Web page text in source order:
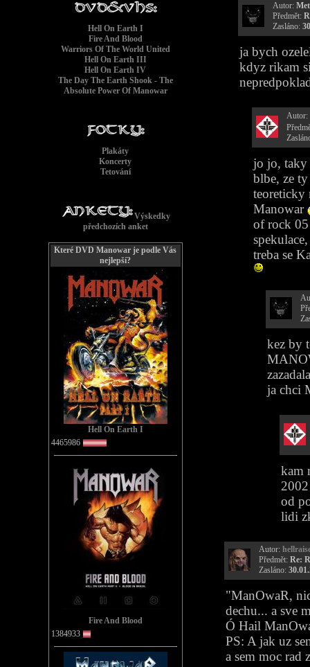
Hell On Earth I
Fire And Blood
Warriors Of The World United
Hell On Earth III
Hell On Earth IV
The Day The Earth Shook - The
Absolute Power Of Manowar
Plakáty
Koncerty
Tetování
Výskedky
předchozích anket
Které DVD Manowar je podle Vás
nejlepší?
Hell On Earth I
4465986
Fire And Blood
1384933
Autor:
Předmět:
Zasláno:
ja bych
kdyz rikam
Autor:
jo jo, taky
blbe, ze
teoreticky
Manowar
of rock
treba se
kez by
ja chci
kam
od
lidi
Autor:
Předmět: Re:
Zasláno:
"ManOwaR,
dechu... a sve
Ó Hail
PS: A jak uz
a sem moc rad